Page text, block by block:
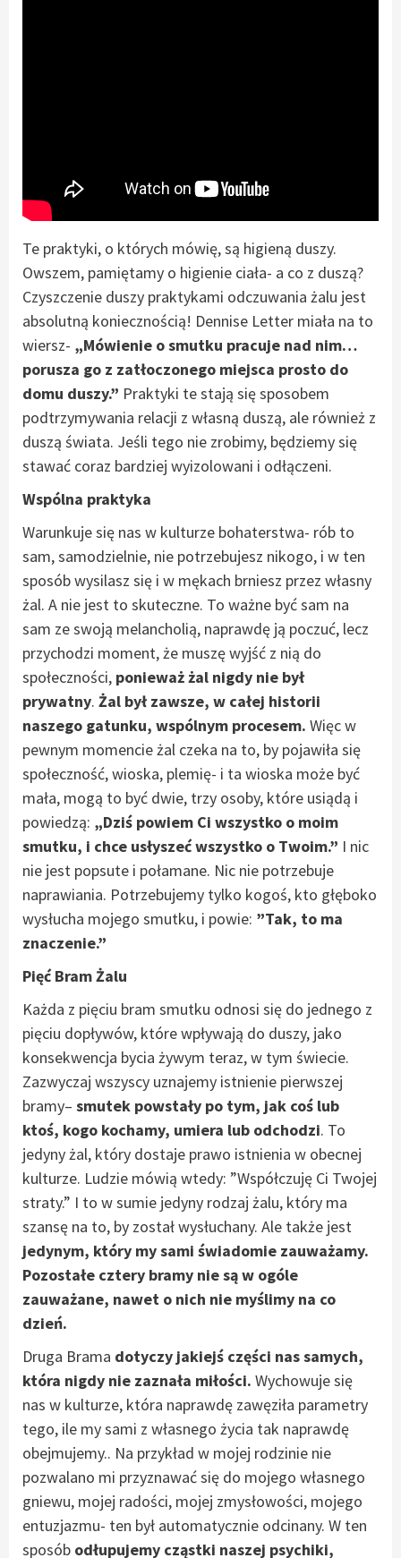
Te praktyki, o których mówię, są higieną duszy.
Owszem, pamiętamy o higienie ciała- a co z duszą?
Czyszczenie duszy praktykami odczuwania żalu jest
absolutną koniecznością! Dennise Letter miała na to
wiersz- „Mówienie o smutku pracuje nad nim…
porusza go z zatłoczonego miejsca prosto do
domu duszy.” Praktyki te stają się sposobem
podtrzymywania relacji z własną duszą, ale również z
duszą świata. Jeśli tego nie zrobimy, będziemy się
stawać coraz bardziej wyizolowani i odłączeni.
Wspólna praktyka
Warunkuje się nas w kulturze bohaterstwa- rób to
sam, samodzielnie, nie potrzebujesz nikogo, i w ten
sposób wysilasz się i w mękach brniesz przez własny
żal. A nie jest to skuteczne. To ważne być sam na
sam ze swoją melancholią, naprawdę ją poczuć, lecz
przychodzi moment, że muszę wyjść z nią do
społeczności, ponieważ żal nigdy nie był
prywatny. Żal był zawsze, w całej historii
naszego gatunku, wspólnym procesem. Więc w
pewnym momencie żal czeka na to, by pojawiła się
społeczność, wioska, plemię- i ta wioska może być
mała, mogą to być dwie, trzy osoby, które usiądą i
powiedzą: „Dziś powiem Ci wszystko o moim
smutku, i chce usłyszeć wszystko o Twoim.” I nic
nie jest popsute i połamane. Nic nie potrzebuje
naprawiania. Potrzebujemy tylko kogoś, kto głęboko
wysłucha mojego smutku, i powie: ”Tak, to ma
znaczenie.”
Pięć Bram Żalu
Każda z pięciu bram smutku odnosi się do jednego z
pięciu dopływów, które wpływają do duszy, jako
konsekwencja bycia żywym teraz, w tym świecie.
Zazwyczaj wszyscy uznajemy istnienie pierwszej
bramy– smutek powstały po tym, jak coś lub
ktoś, kogo kochamy, umiera lub odchodzi. To
jedyny żal, który dostaje prawo istnienia w obecnej
kulturze. Ludzie mówią wtedy: ”Współczuję Ci Twojej
straty.” I to w sumie jedyny rodzaj żalu, który ma
szansę na to, by został wysłuchany. Ale także jest
jedynym, który my sami świadomie zauważamy.
Pozostałe cztery bramy nie są w ogóle
zauważane, nawet o nich nie myślimy na co
dzień.
Druga Brama dotyczy jakiejś części nas samych,
która nigdy nie zaznała miłości. Wychowuje się
nas w kulturze, która naprawdę zawęziła parametry
tego, ile my sami z własnego życia tak naprawdę
obejmujemy.. Na przykład w mojej rodzinie nie
pozwalano mi przyznawać się do mojego własnego
gniewu, mojej radości, mojej zmysłowości, mojego
entuzjazmu- ten był automatycznie odcinany. W ten
sposób odłupujemy cząstki naszej psychiki,